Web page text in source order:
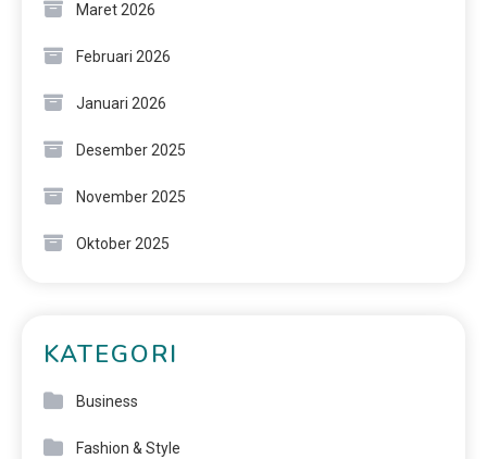
Maret 2026
Februari 2026
Januari 2026
Desember 2025
November 2025
Oktober 2025
KATEGORI
Business
Fashion & Style